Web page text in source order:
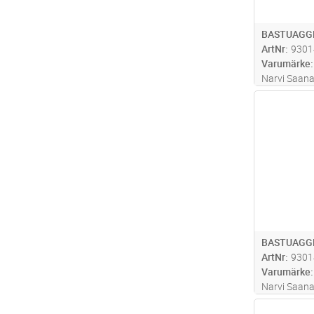
ArtNr
Varumärke
Narvi
bastuånga
den stora
väl
ArtNr
Varumärke
Narvi
bastuånga